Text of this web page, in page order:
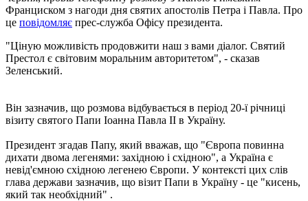
Франциском з нагоди дня святих апостолів Петра і Павла. Про
це повідомляє прес-служба Офісу президента.
"Ціную можливість продовжити наш з вами діалог. Святий
Престол є світовим моральним авторитетом", - сказав
Зеленський.
Він зазначив, що розмова відбувається в період 20-ї річниці
візиту святого Папи Іоанна Павла II в Україну.
Президент згадав Папу, який вважав, що "Європа повинна
дихати двома легенями: західною і східною", а Україна є
невід'ємною східною легенею Європи. У контексті цих слів
глава держави зазначив, що візит Папи в Україну - це "кисень,
який так необхідний" .